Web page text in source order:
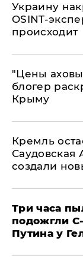
​Украину
OSINT-
происходит
​"Цены
блогер
Крыму
​Кремль
Саудовская
создали
Три часа
подожгли
Путина у